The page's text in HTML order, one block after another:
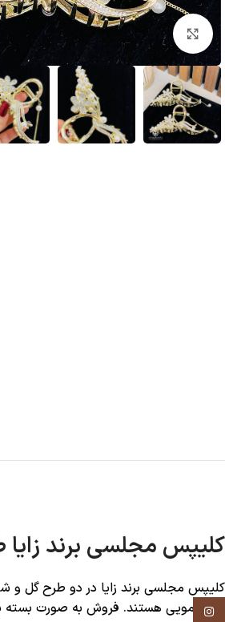
بزرگنمایی تصویر
کلیپس مجلسی برند
حجم مویی هستند. فروش به صورت بسته بندی ۱۲ عددی
Instagram